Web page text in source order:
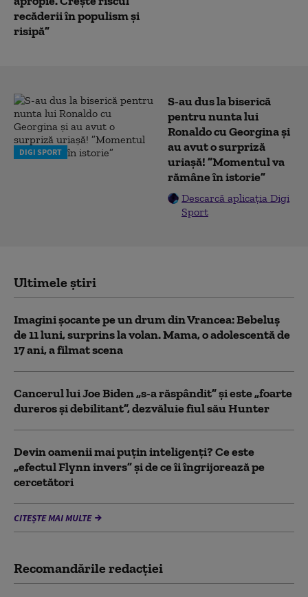
recăderii în populism și
risipă”
DIGI SPORT
S-au dus la biserică
pentru nunta lui
Ronaldo cu Georgina și
au avut o surpriză
uriașă! ”Momentul va
rămâne în istorie”
Descarcă aplicația Digi
Sport
Ultimele știri
Imagini șocante pe un drum din Vrancea: Bebeluș
de 11 luni, surprins la volan. Mama, o adolescentă de
17 ani, a filmat scena
Cancerul lui Joe Biden „s-a răspândit” şi este „foarte
dureros și debilitant”, dezvăluie fiul său Hunter
Devin oamenii mai puțin inteligenți? Ce este
„efectul Flynn invers” și de ce îi îngrijorează pe
cercetători
CITEȘTE MAI MULTE
Recomandările redacţiei